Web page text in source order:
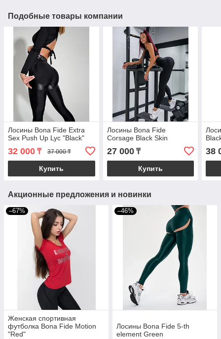
Подобные товары компании
Лосины Bona Fide Extra
Sex Push Up Lyc "Black"
32 000 ₸ 37 000 ₸
Купить
Лосины Bona Fide
Corsage Black Skin
27 000₸
Купить
38
Акционные предложения и новинки
–67%
Женская спортивная
футболка Bona Fide Motion
"Red"
–46%
Лосины Bona Fide 5-th
element Green